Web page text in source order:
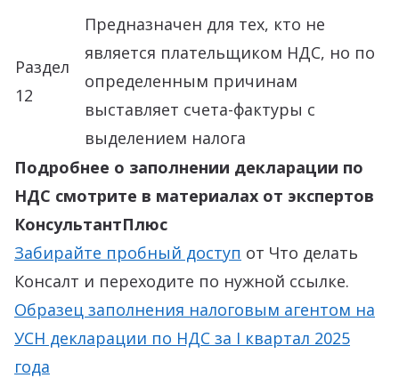
Раздел
12
Предназначен для тех, кто не
является плательщиком НДС, но по
определенным причинам
выставляет счета-фактуры с
выделением налога
Подробнее о заполнении декларации по
НДС смотрите в материалах от экспертов
КонсультантПлюс
Забирайте пробный доступ от Что делать
Консалт и переходите по нужной ссылке.
Образец заполнения налоговым агентом на
УСН декларации по НДС за I квартал 2025
года